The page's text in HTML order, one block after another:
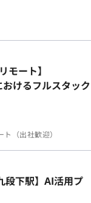
モート】
おけるフルスタック
ト（出社歓迎）
段下駅】AI活用プ